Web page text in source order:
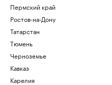
Пермский край
Ростов-на-Дону
Татарстан
Тюмень
Черноземье
Кавказ
Карелия